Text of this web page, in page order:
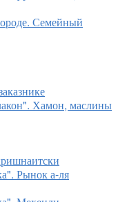
Семейный
Хамон, маслины
Рынок а-ля